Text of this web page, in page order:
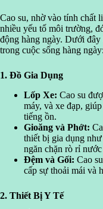
Cao su, nhờ vào tính chất
nhiều yếu tố môi trường,
động hàng ngày. Dưới đây
trong cuộc sống hàng ngày:
1. Đồ Gia Dụng
Lốp Xe: Cao su
máy, và xe đạp,
tiếng ồn.
Gioăng và Phớt:
thiết bị gia dụng
ngăn chặn rò rỉ
Đệm và Gối: Cao
cấp sự thoải mái và
2. Thiết Bị Y Tế